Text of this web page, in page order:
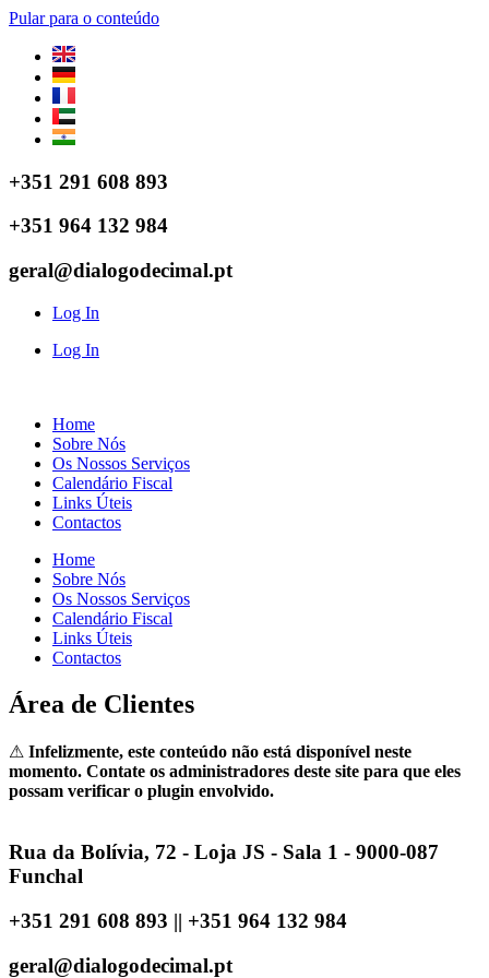
Pular para o conteúdo
+351 291 608 893
+351 964 132 984
geral@dialogodecimal.pt
Log In
Log In
Home
Sobre Nós
Os Nossos Serviços
Calendário Fiscal
Links Úteis
Contactos
Home
Sobre Nós
Os Nossos Serviços
Calendário Fiscal
Links Úteis
Contactos
Área de Clientes
⚠ Infelizmente, este conteúdo não está disponível neste
momento. Contate os administradores deste site para que eles
possam verificar o plugin envolvido.
Rua da Bolívia, 72 - Loja JS - Sala 1 - 9000-087
Funchal
+351 291 608 893 || +351 964 132 984
geral@dialogodecimal.pt